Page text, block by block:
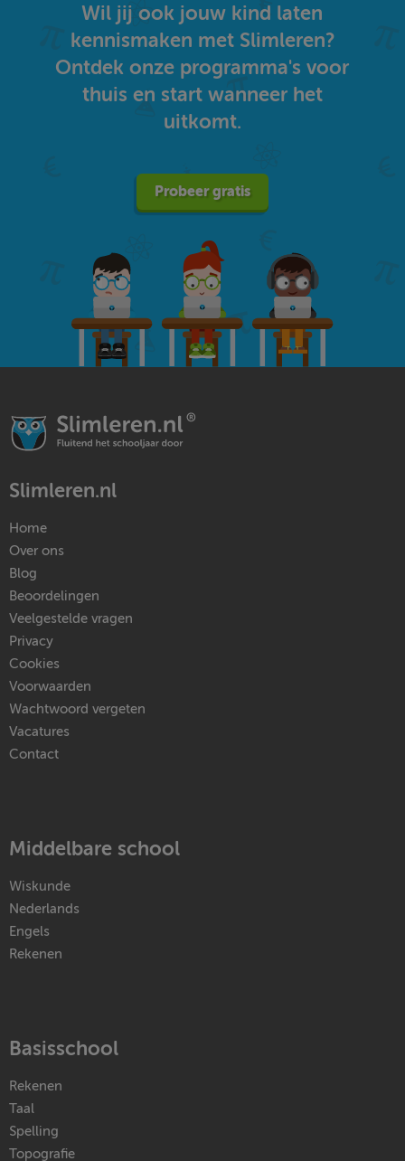
Wil jij ook jouw kind laten
kennismaken met Slimleren?
Ontdek onze programma's voor
thuis en start wanneer het
uitkomt.
Probeer gratis
Slimleren.nl
Home
Over ons
Blog
Beoordelingen
Veelgestelde vragen
Privacy
Cookies
Voorwaarden
Wachtwoord vergeten
Vacatures
Contact
Middelbare school
Wiskunde
Nederlands
Engels
Rekenen
Basisschool
Rekenen
Taal
Spelling
Topografie